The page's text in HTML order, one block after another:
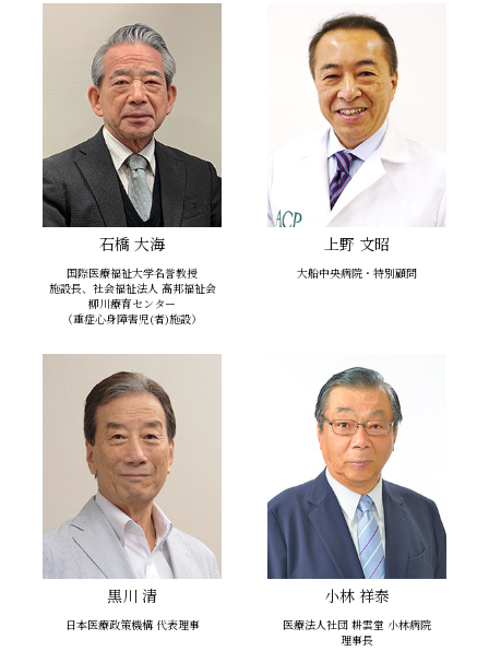
石橋 大海
国際医療福祉大学名誉教授
施設長、社会福祉法人 高邦福祉会
柳川療育センター
（重症心身障害児(者)施設）
上野 文昭
大船中央病院・特別顧問
黒川 清
日本医療政策機構 代表理事
小林 祥泰
医療法人社団 耕雲堂 小林病院
理事長